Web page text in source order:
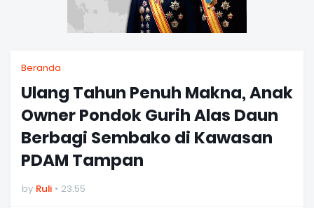
Beranda
Ulang Tahun Penuh Makna, Anak
Owner Pondok Gurih Alas Daun
Berbagi Sembako di Kawasan
PDAM Tampan
by Ruli 23.55